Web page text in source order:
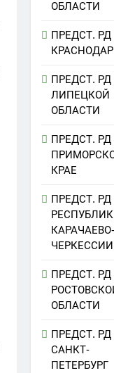
ОБЛАСТИ
ПРЕДСТ. РД
ПРЕДСТ. РД
ЛИПЕЦКОЙ
ОБЛАСТИ
ПРЕДСТ. РД
КРАЕ
ПРЕДСТ. РД
КАРАЧАЕВО-
ЧЕРКЕССИИ
ПРЕДСТ. РД
ОБЛАСТИ
ПРЕДСТ. РД
САНКТ-
ПЕТЕРБУРГ